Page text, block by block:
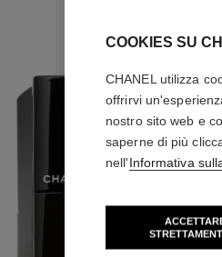
1
COOKIES SU
CHANEL utilizza
offrirvi
nostro sito web e
saperne di più
nell'Informativa